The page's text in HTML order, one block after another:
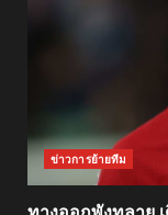
ข่าวการย้ายทีม